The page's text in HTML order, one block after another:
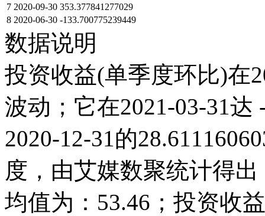
7 2020-09-30 353.377841277029
8 2020-06-30 -133.700775239449
数据说明
投资收益(单季度环比)在
波动；它在2021-03-31达
2020-12-31的
度，由艾媒数聚统计得
均值为：53.46；投资收